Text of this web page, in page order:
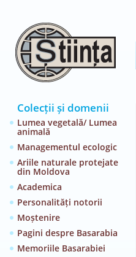
Colecții și domenii
Lumea vegetală/ Lumea
animală
Managementul ecologic
Ariile naturale protejate
din Moldova
Academica
Personalități notorii
Moștenire
Pagini despre Basarabia
Memoriile Basarabiei